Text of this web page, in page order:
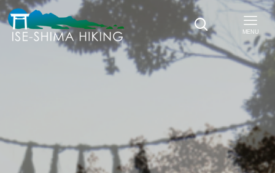
MENU